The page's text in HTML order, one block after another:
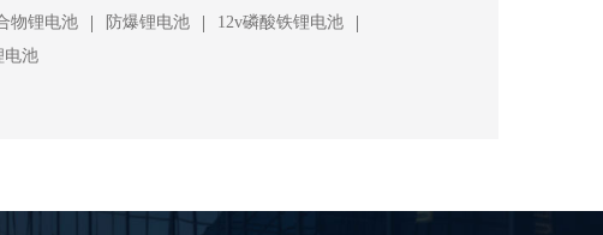
物锂电池 | 防爆锂电池 | 12v磷酸铁锂电池 |
电池